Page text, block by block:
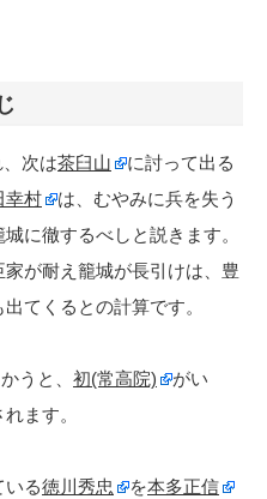
次は茶臼山
に討って出る
幸村
は、むやみに兵を失う
に徹するべしと説きます。
が耐え籠城が長引けは、豊
てくるとの計算です。
うと、 初(常高院)
がい
ます。
いる徳川秀忠 を本多正信